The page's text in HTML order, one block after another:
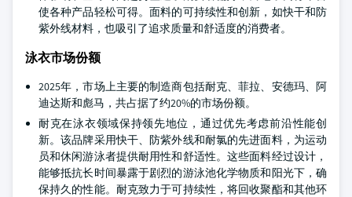
使各种产品轻松可得。面料的可持续性和创新，如快干和防
紫外线材料，也吸引了追求质量和舒适度的消费者。
泳衣市场份额
2025年，市场上主要的制造商包括耐克、菲拉、安德玛、阿
迪达斯和彪马，共占据了约20%的市场份额。
耐克在泳衣领域保持领先地位，通过优先考虑前沿性能创
新。该品牌采用快干、防紫外线和耐氯的先进面料，为运动
员和休闲游泳者提供耐用性和舒适性。这些面料经过设计，
能够抵抗长时间暴露于剧烈的游泳池化学物质和阳光下，确
保持久的性能。耐克致力于可持续性，将回收聚酯和其他环